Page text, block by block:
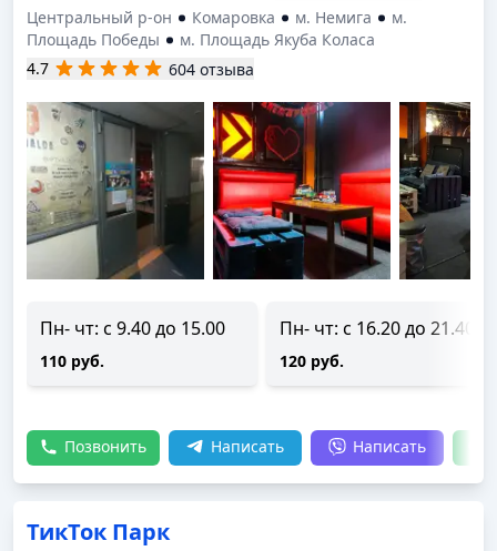
Центральный р-он
Комаровка м. Немига
м.
Площадь Победы
м. Площадь Якуба Коласа
4.7
604 отзыва
Пн- чт: с 9.40 до 15.00
110 руб.
Пн- чт: с 16.20 до 21.40
120 руб.
Позвонить Написать Написать
ТикТок Парк